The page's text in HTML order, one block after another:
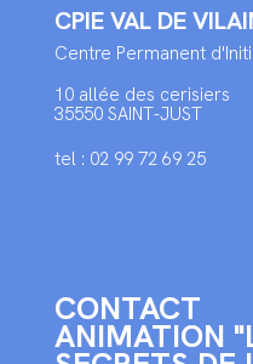
CPIE VAL DE
Centre Permanent
10 allée des cerisiers
35550 SAINT-JUST
tel : 02 99 72 69 25
CONTACT
ANIMATION